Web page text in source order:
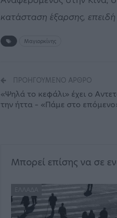
κατάσταση έξαρσης,
Μαγιορκίνης
ΠΡΟΗΓΟΎΜΕΝΟ ΆΡΘΡΟ
«Ψηλά το κεφάλι» έχει ο
την ήττα – «Πάμε στο
Μπορεί επίσης να σε
ΕΛΛΆΔΑ